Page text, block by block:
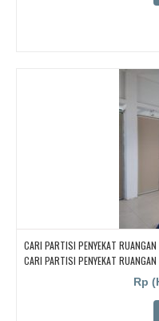
CARI PARTISI PENYEKAT
CARI PARTISI PENYEKAT
CARI PARTISI PENYEKAT
CARI PARTISI PENYEKAT
CARI PARTISI PENYEKAT
Rp